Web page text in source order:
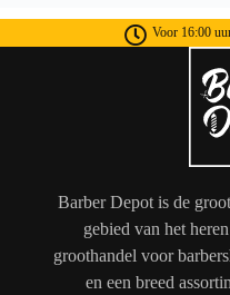
Voor 16:00
Barber Depot is de
gebied van het
groothandel voor
en een breed